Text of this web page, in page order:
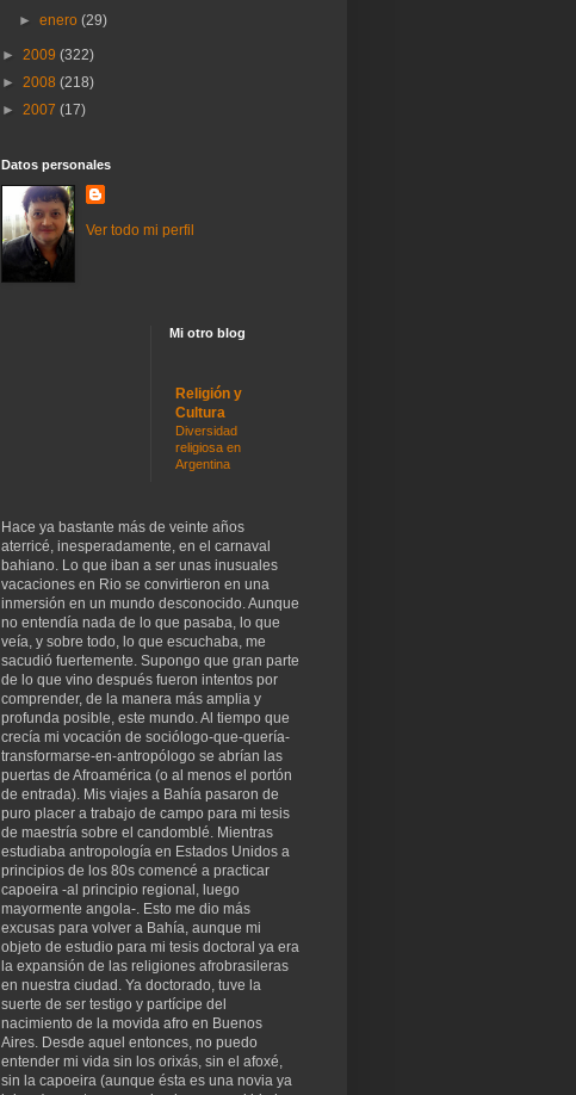
►enero(29)
► 2009 (322)
► 2008 (218)
► 2007 (17)
Datos personales
Ver todo mi perfil
Mi otro blog
Religión y
Cultura
Diversidad
religiosa en
Argentina
Hace ya bastante más de veinte años
aterricé, inesperadamente, en el carnaval
bahiano. Lo que iban a ser unas inusuales
vacaciones en Rio se convirtieron en una
inmersión en un mundo desconocido. Aunque
no entendía nada de lo que pasaba, lo que
veía, y sobre todo, lo que escuchaba, me
sacudió fuertemente. Supongo que gran parte
de lo que vino después fueron intentos por
comprender, de la manera más amplia y
profunda posible, este mundo. Al tiempo que
crecía mi vocación de sociólogo-que-quería-
transformarse-en-antropólogo se abrían las
puertas de Afroamérica (o al menos el portón
de entrada). Mis viajes a Bahía pasaron de
puro placer a trabajo de campo para mi tesis
de maestría sobre el candomblé. Mientras
estudiaba antropología en Estados Unidos a
principios de los 80s comencé a practicar
capoeira -al principio regional, luego
mayormente angola-. Esto me dio más
excusas para volver a Bahía, aunque mi
objeto de estudio para mi tesis doctoral ya era
la expansión de las religiones afrobrasileras
en nuestra ciudad. Ya doctorado, tuve la
suerte de ser testigo y partícipe del
nacimiento de la movida afro en Buenos
Aires. Desde aquel entonces, no puedo
entender mi vida sin los orixás, sin el afoxé,
sin la capoeira (aunque ésta es una novia ya